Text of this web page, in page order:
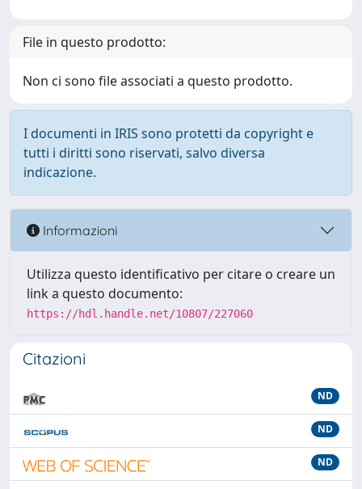
File in questo prodotto:
Non ci sono file associati a questo prodotto.
I documenti in IRIS sono protetti da copyright e
tutti i diritti sono riservati, salvo diversa
indicazione.
Informazioni
Utilizza questo identificativo per citare o creare un
link a questo documento:
https://hdl.handle.net/10807/227060
Citazioni
ND
ND
ND